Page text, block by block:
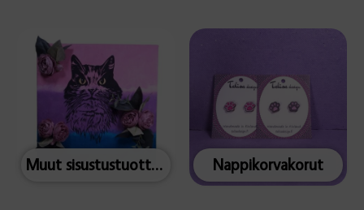
Muut sisustustuotteet Nappikorvakorut